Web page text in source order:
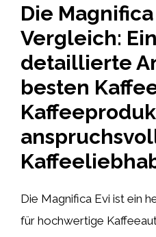
Die
Vergleich:
detaillierte
besten
Die Magnifica Evi ist ein
für hochwertige